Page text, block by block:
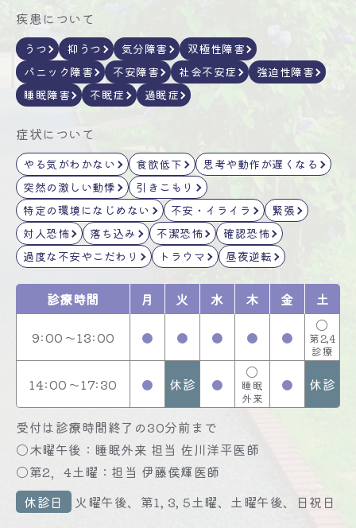
疾患について
うつ 抑うつ 気分障害
双極性障害
パニック障害
不安障害 社会不安症
強迫性障害
睡眠障害
不眠症 過眠症
症状について
やる気がわかない 食欲低下
思考や動作が遅くなる
突然の激しい動悸
引きこもり
特定の環境になじめない
不安・イライラ
緊張
対人恐怖
落ち込み 不潔恐怖
確認恐怖
過度な不安やこだわり
トラウマ 昼夜逆転
診療時間 月 火 水 木 金
土
9:00～13:00
● ● ● ● ●
〇
第2,4
診療
14:00～17:30 ● 休診 ●
〇
睡眠
外来
● 休診
受付は診療時間終了の30分前まで
〇木曜午後：睡眠外来 担当 佐川洋平医師
〇第2，4土曜：担当 伊藤侯輝医師
休診日
火曜午後、第1, 3, 5土曜、土曜午後、日祝日